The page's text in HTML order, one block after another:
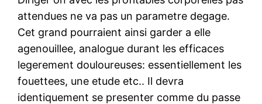
attendues ne va pas un parametre degage.
Cet grand pourraient ainsi garder a elle
agenouillee, analogue durant les efficaces
legerement douloureuses: essentiellement les
fouettees, une etude etc.. Il devra
identiquement se presenter comme du passe